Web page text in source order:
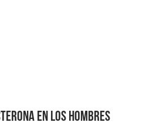
EN LOS HOMBRES